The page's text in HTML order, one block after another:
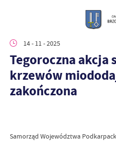
14 - 11 - 2025
Tegoroczna akcja
krzewów
zakończona
Samorząd Województwa